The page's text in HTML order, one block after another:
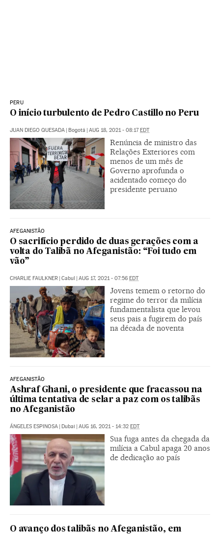
PERU
O início turbulento de Pedro Castillo no Peru
JUAN DIEGO QUESADA | Bogotá | AUG 18, 2021 - 08:17EDT
Renúncia de ministro das
Relações Exteriores com
menos de um mês de
Governo aprofunda o
acidentado começo do
presidente peruano
AFEGANISTÃO
O sacrifício perdido de duas gerações com a
volta do Talibã no Afeganistão: “Foi tudo em
vão”
CHARLIE FAULKNER | Cabul | AUG 17, 2021 - 07:56 EDT
Jovens temem o retorno do
regime do terror da milícia
fundamentalista que levou
seus pais a fugirem do país
na década de noventa
AFEGANISTÃO
Ashraf Ghani, o presidente que fracassou na
última tentativa de selar a paz com os talibãs
no Afeganistão
ÁNGELES ESPINOSA | Dubai | AUG 16, 2021 - 14:32 EDT
Sua fuga antes da chegada da
milícia a Cabul apaga 20 anos
de dedicação ao país
O avanço dos talibãs no Afeganistão, em